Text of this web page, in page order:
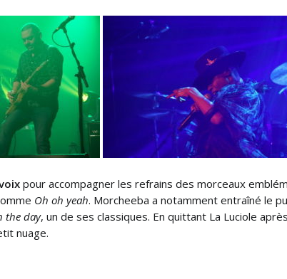
pour accompagner les refrains des morceaux
Oh oh yeah. Morcheeba a notamment entraîné le
the day, un de ses classiques. En quittant La Luciole
nuage.